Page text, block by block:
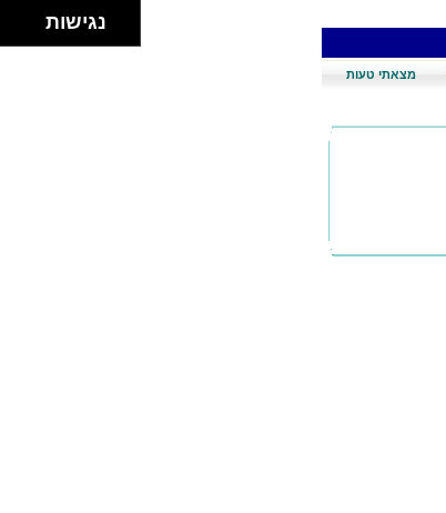
מצאתי טעות
נגישות